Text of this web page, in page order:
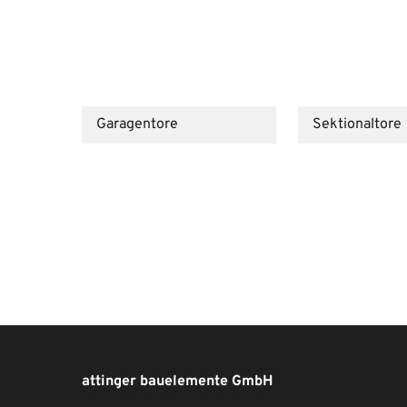
Garagentore Sektionaltore
attinger bauelemente GmbH